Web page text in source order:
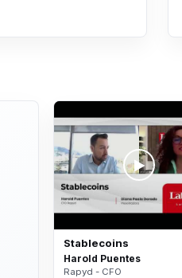
Stablecoins
Harold Puentes
Rapyd - CFO